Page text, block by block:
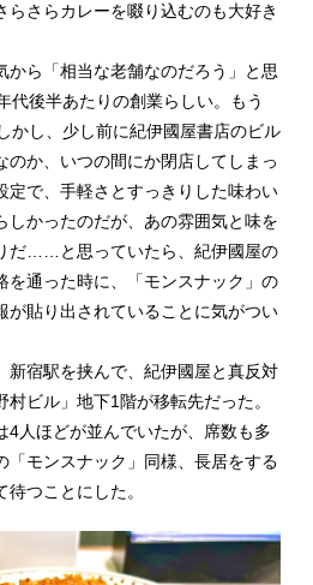
らさらカレーを啜り込むのも大好き
から「相当な老舗なのだろう」と思
代後半あたりの創業らしい。もう
かし、少し前に紀伊國屋書店のビル
のか、いつの間にか閉店してしまっ
定で、手軽さとすっきりした味わい
しかったのだが、あの雰囲気と味を
だ……と思っていたら、紀伊國屋の
を通った時に、「モンスナック」の
が貼り出されていることに気がつい
新宿駅を挟んで、紀伊國屋と真反対
ビル」地下1階が移転先だった。
4人ほどが並んでいたが、席数も多
「モンスナック」同様、長居をする
つことにした。